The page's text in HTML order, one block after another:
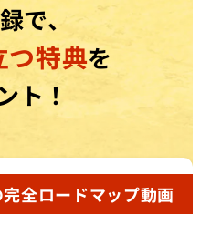
で、
つ特典を
ト！
全ロードマップ動画